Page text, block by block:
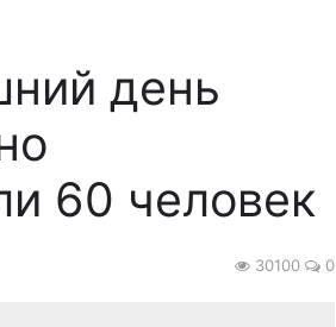
день
60 человек
30100 0